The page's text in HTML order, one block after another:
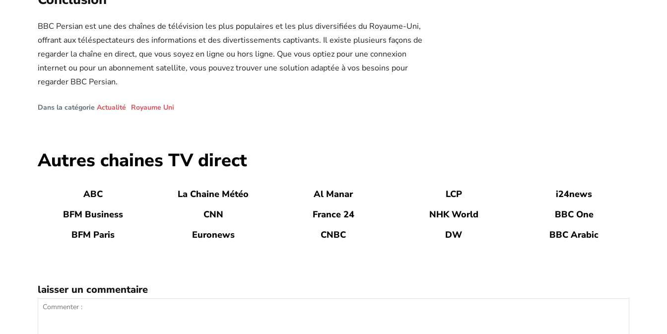
BBC Persian est une des chaînes de télévision les plus populaires et les plus diversifiées du Royaume-Uni,
offrant aux téléspectateurs des informations et des divertissements captivants. Il existe plusieurs façons de
regarder la chaîne en direct, que vous soyez en ligne ou hors ligne. Que vous optiez pour une connexion
internet ou pour un abonnement satellite, vous pouvez trouver une solution adaptée à vos besoins pour
regarder BBC Persian.
Dans la catégorie Actualité Royaume Uni
Autres chaines TV direct
ABC La Chaine Météo Al Manar LCP
i24news
BFM Business
CNN France 24 NHK World
BBC One
BFM Paris
Euronews CNBC DW BBC Arabic
laisser un commentaire